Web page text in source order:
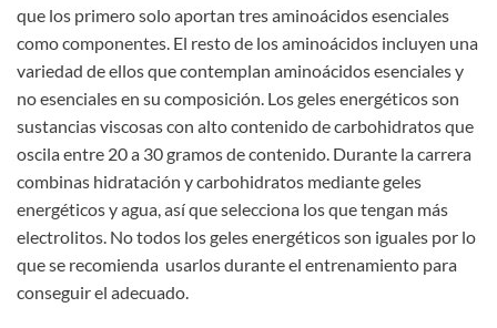
que los primero solo aportan tres aminoácidos esenciales
como componentes. El resto de los aminoácidos incluyen una
variedad de ellos que contemplan aminoácidos esenciales y
no esenciales en su composición. Los geles energéticos son
sustancias viscosas con alto contenido de carbohidratos que
oscila entre 20 a 30 gramos de contenido. Durante la carrera
combinas hidratación y carbohidratos mediante geles
energéticos y agua, así que selecciona los que tengan más
electrolitos. No todos los geles energéticos son iguales por lo
que se recomienda usarlos durante el entrenamiento para
conseguir el adecuado.